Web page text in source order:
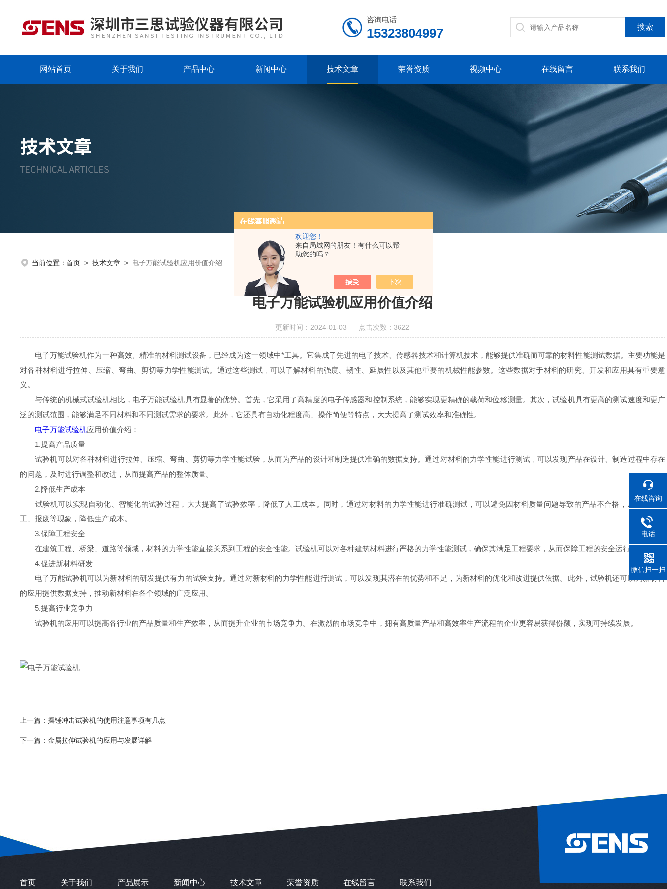
欢迎您！
来自局域网的朋友！有什么可以帮
助您的吗？
咨询电话
15323804997
网站首页 关于我们 产品中心 新闻中心 技术文章 荣誉资质 视频中心 在线留言 联系我们
当前位置： 首页 > 技术文章 > 电子万能试验机应用价值介绍
电子万能试验机应用价值介绍
更新时间：2024-01-03 点击次数：3622
电子万能试验机作为一种高效、精准的材料测试设备，已经成为这一领域中*工具。它集成了先进的电子技术、传感器技术和计算机技术，能够提供准确而可靠的材料性能测试数据。主要功能是
对各种材料进行拉伸、压缩、弯曲、剪切等力学性能测试。通过这些测试，可以了解材料的强度、韧性、延展性以及其他重要的机械性能参数。这些数据对于材料的研究、开发和应用具有重要意
义。
与传统的机械式试验机相比，电子万能试验机具有显著的优势。首先，它采用了高精度的电子传感器和控制系统，能够实现更精确的载荷和位移测量。其次，试验机具有更高的测试速度和更广
泛的测试范围，能够满足不同材料和不同测试需求的要求。此外，它还具有自动化程度高、操作简便等特点，大大提高了测试效率和准确性。
电子万能试验机应用价值介绍：
1.提高产品质量
试验机可以对各种材料进行拉伸、压缩、弯曲、剪切等力学性能试验，从而为产品的设计和制造提供准确的数据支持。通过对材料的力学性能进行测试，可以发现产品在设计、制造过程中存在
的问题，及时进行调整和改进，从而提高产品的整体质量。
2.降低生产成本
试验机可以实现自动化、智能化的试验过程，大大提高了试验效率，降低了人工成本。同时，通过对材料的力学性能进行准确测试，可以避免因材料质量问题导致的产品不合格，从而减少返
工、报废等现象，降低生产成本。
3.保障工程安全
在建筑工程、桥梁、道路等领域，材料的力学性能直接关系到工程的安全性能。试验机可以对各种建筑材料进行严格的力学性能测试，确保其满足工程要求，从而保障工程的安全运行。
4.促进新材料研发
电子万能试验机可以为新材料的研发提供有力的试验支持。通过对新材料的力学性能进行测试，可以发现其潜在的优势和不足，为新材料的优化和改进提供依据。此外，试验机还可以为新材料
的应用提供数据支持，推动新材料在各个领域的广泛应用。
5.提高行业竞争力
试验机的应用可以提高各行业的产品质量和生产效率，从而提升企业的市场竞争力。在激烈的市场竞争中，拥有高质量产品和高效率生产流程的企业更容易获得份额，实现可持续发展。
上一篇： 摆锤冲击试验机的使用注意事项有几点
下一篇： 金属拉伸试验机的应用与发展详解
首页 关于我们 产品展示 新闻中心 技术文章 荣誉资质 在线留言 联系我们
在线咨询
电话
微信扫一扫